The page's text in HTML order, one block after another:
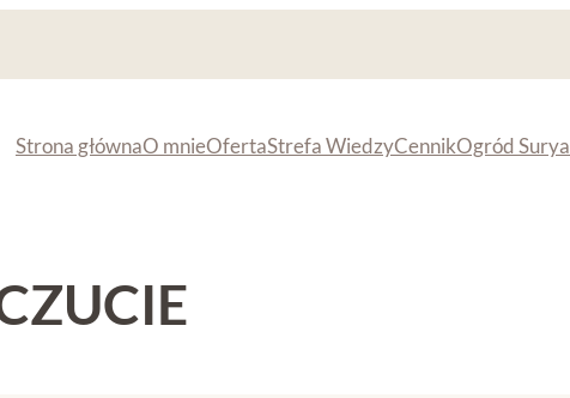
Strona głównaO mnieOfertaStrefa WiedzyCennikOgród Surya